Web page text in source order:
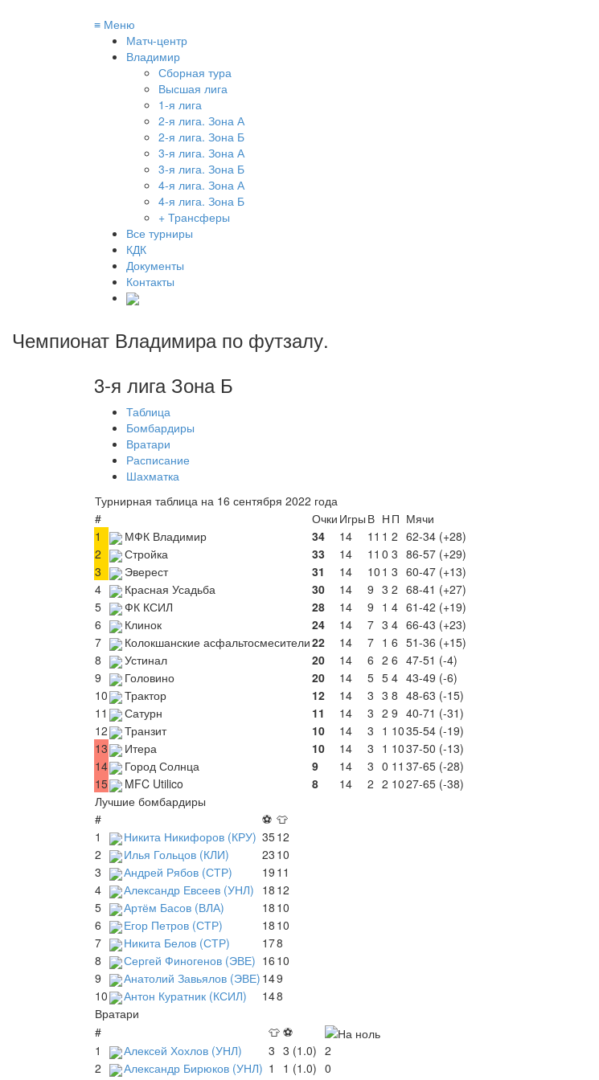
≡ Меню
Матч-центр
Владимир
Сборная тура
Высшая лига
1-я лига
2-я лига. Зона А
2-я лига. Зона Б
3-я лига. Зона А
3-я лига. Зона Б
4-я лига. Зона А
4-я лига. Зона Б
+ Трансферы
Все турниры
КДК
Документы
Контакты
Чемпионат Владимира по футзалу.
3-я лига Зона Б
Таблица
Бомбардиры
Вратари
Расписание
Шахматка
Турнирная таблица на 16 сентября 2022 года
#
Очки Игры В Н П Мячи
1
МФК Владимир 34 14 11 1 2 62-34 (+28)
2
Стройка 33 14 11 0 3 86-57 (+29)
3
Эверест 31 14 10 1 3 60-47 (+13)
4
Красная Усадьба 30 14 9 3 2 68-41 (+27)
5
ФК КСИЛ 28 14 9 1 4 61-42 (+19)
6
Клинок 24 14 7 3 4 66-43 (+23)
7
Колокшанские асфальтосмесители22 14 7 1 6 51-36 (+15)
8
Устинал 20 14 6 2 6 47-51 (-4)
9
Головино 20 14 5 5 4 43-49 (-6)
10
Трактор 12 14 3 3 8 48-63 (-15)
11
Сатурн 11 14 3 2 9 40-71 (-31)
12
Транзит 10 14 3 1 1035-54 (-19)
13
Итера 10 14 3 1 1037-50 (-13)
14
Город Солнца 9 14 3 0 11 37-65 (-28)
15
MFC Utilico 8 14 2 2 1027-65 (-38)
Лучшие бомбардиры
#
⚽ 👕
1
Никита Никифоров (КРУ) 3512
2
Илья Гольцов (КЛИ) 23 10
3
Андрей Рябов (СТР) 19 11
4
Александр Евсеев (УНЛ) 18 12
5
Артём Басов (ВЛА) 18 10
6
Егор Петров (СТР) 18 10
7
Никита Белов (СТР) 178
8
Сергей Финогенов (ЭВЕ) 16 10
9
Анатолий Завьялов (ЭВЕ) 149
10
Антон Куратник (КСИЛ) 148
Вратари
#
👕 ⚽
1
Алексей Хохлов (УНЛ) 3 3 (1.0) 2
2
Александр Бирюков (УНЛ) 1 1 (1.0) 0